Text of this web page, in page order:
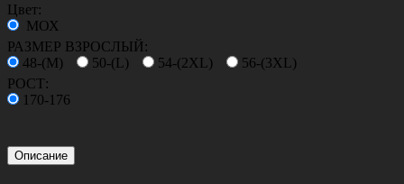
Цвет:
МОХ
РАЗМЕР ВЗРОСЛЫЙ:
48-(M)
50-(L) 54-(2XL)
56-(3XL)
РОСТ:
170-176
Описание